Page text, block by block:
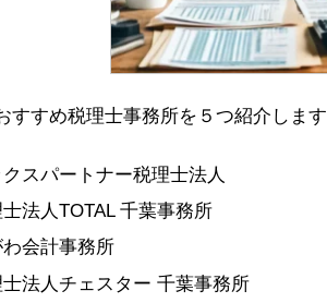
すすめ税理士事務所を５つ紹介しま
クスパートナー税理士法人
法人TOTAL 千葉事務所
会計事務所
法人チェスター 千葉事務所